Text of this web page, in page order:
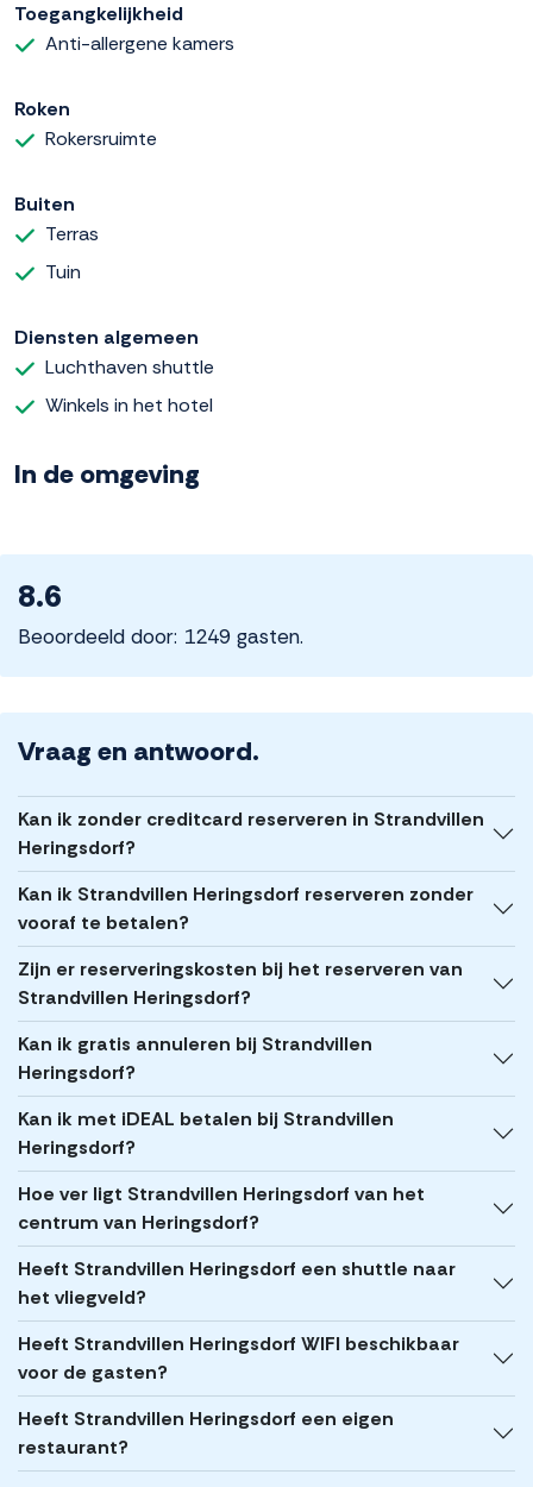
Toegangkelijkheid
Anti-allergene kamers
Roken
Rokersruimte
Buiten
Terras
Tuin
Diensten algemeen
Luchthaven shuttle
Winkels in het hotel
In de omgeving
8.6
Beoordeeld door: 1249 gasten.
Vraag en antwoord.
Kan ik zonder creditcard reserveren in Strandvillen
Heringsdorf?
Kan ik Strandvillen Heringsdorf reserveren zonder
vooraf te betalen?
Zijn er reserveringskosten bij het reserveren van
Strandvillen Heringsdorf?
Kan ik gratis annuleren bij Strandvillen
Heringsdorf?
Kan ik met iDEAL betalen bij Strandvillen
Heringsdorf?
Hoe ver ligt Strandvillen Heringsdorf van het
centrum van Heringsdorf?
Heeft Strandvillen Heringsdorf een shuttle naar
het vliegveld?
Heeft Strandvillen Heringsdorf WIFI beschikbaar
voor de gasten?
Heeft Strandvillen Heringsdorf een eigen
restaurant?